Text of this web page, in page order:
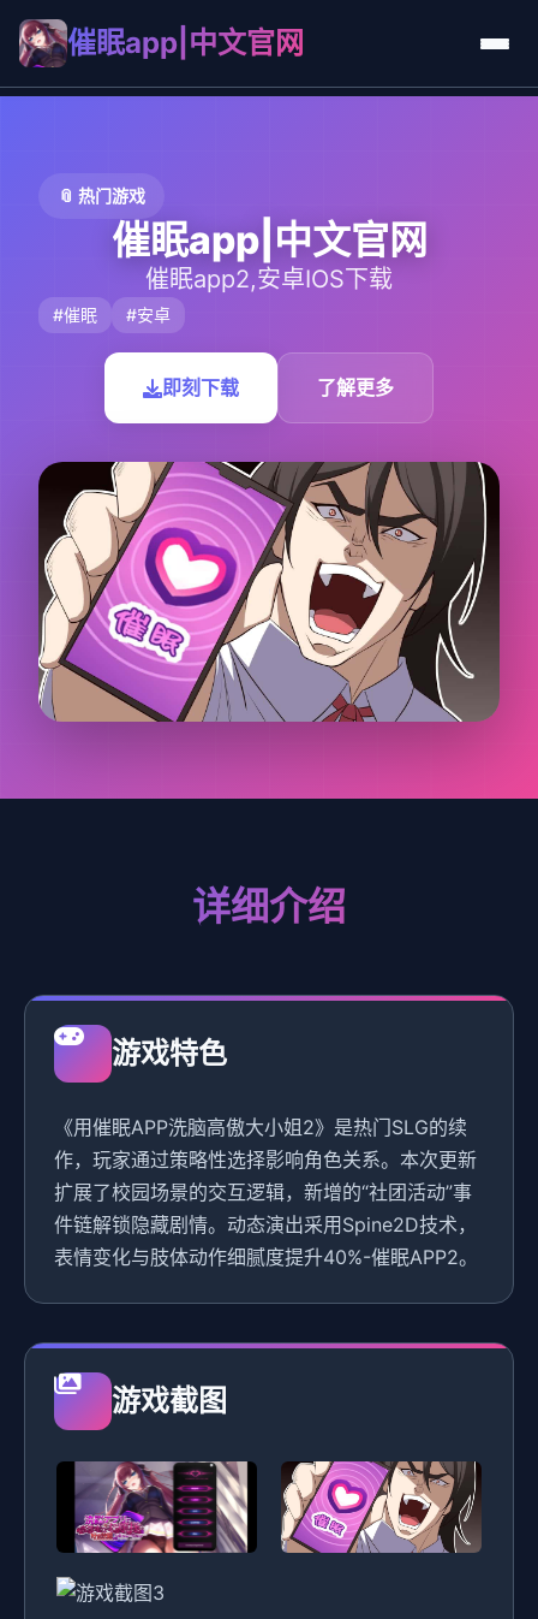
催眠app|中文官网
📎 热门游戏
催眠app|中文官网
催眠app2,安卓IOS下载
#催眠 #安卓
即刻下载 了解更多
详细介绍
游戏特色
《用催眠APP洗脑高傲大小姐2》是热门SLG的续
作，玩家通过策略性选择影响角色关系。本次更新
扩展了校园场景的交互逻辑，新增的“社团活动”事
件链解锁隐藏剧情。动态演出采用Spine2D技术，
表情变化与肢体动作细腻度提升40%-催眠APP2。
游戏截图